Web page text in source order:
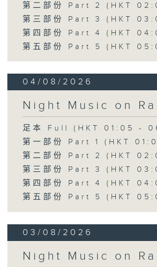
第二部份 Part 2 (HKT
第三部份 Part 3 (HKT
第四部份 Part 4 (HKT
第五部份 Part 5 (HKT
04/08/2026
Night Music on
足本 Full (HKT 01:05 -
第一部份 Part 1 (HKT
第二部份 Part 2 (HKT
第三部份 Part 3 (HKT
第四部份 Part 4 (HKT
第五部份 Part 5 (HKT
03/08/2026
Night Music on